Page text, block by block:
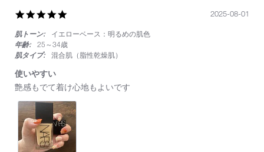
rating
肌トーン:
イエローベース：明るめの肌色
年齢:
25～34歳
肌タイプ:
混合肌（脂性乾燥肌）
使いやすい
Review
on
1
Aug
2025
review
使
い
や
す
い
艶感もでて着け心地もよいです
2025-08-01